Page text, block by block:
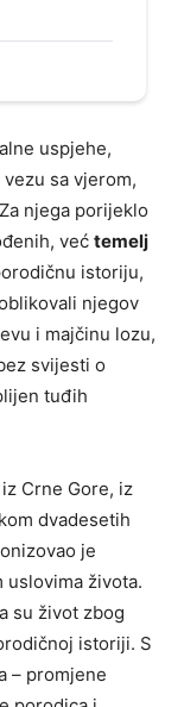
uspjehe,
sa vjerom,
njega porijeklo
već temelj
istoriju,
njegov
i majčinu lozu,
svijesti o
tuđih
Crne Gore, iz
dvadesetih
je
uslovima života.
su život zbog
istoriji. S
– promjene